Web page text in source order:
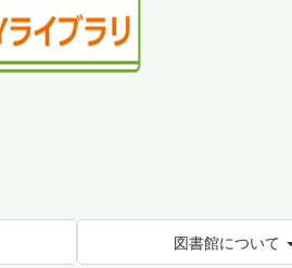
図書館について